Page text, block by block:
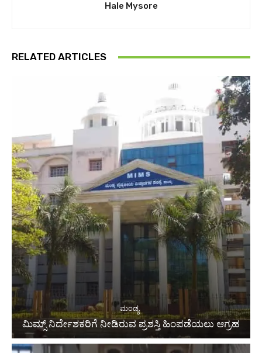
Hale Mysore
RELATED ARTICLES
ಮಂಡ್ಯ
ಮಿಮ್ಸ್ ನಿರ್ದೇಶಕರಿಗೆ ನೀಡಿರುವ ಪ್ರಶಸ್ತಿ ಹಿಂಪಡೆಯಲು ಆಗ್ರಹ